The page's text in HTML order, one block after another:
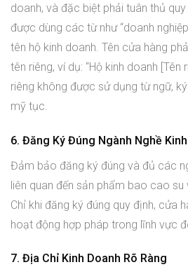
doanh, và đặc biệt phải tuân thủ
được dùng các từ như “doanh
tên hộ kinh doanh. Tên cửa hàng
tên riêng, ví dụ: “Hộ kinh doanh [Tên
riêng không được sử dụng từ ngữ,
mỹ tục.
6. Đăng Ký Đúng Ngành Nghề
Đảm bảo đăng ký đúng và đủ các
liên quan đến sản phẩm bao cao su
Chỉ khi đăng ký đúng quy định, cửa
hoạt động hợp pháp trong lĩnh vực
7. Địa Chỉ Kinh Doanh Rõ Ràng